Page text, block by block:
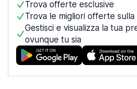
Trova offerte esclusive
Trova le migliori offerte sulla
Gestisci e visualizza la tua
ovunque tu sia